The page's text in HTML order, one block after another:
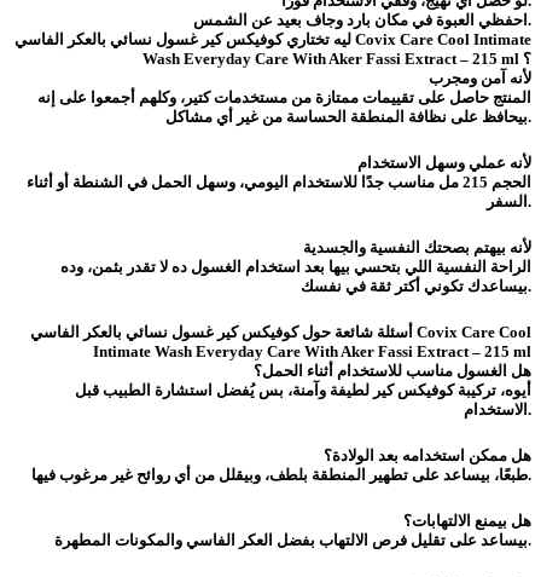
احفظي العبوة في مكان بارد وجاف بعيد عن الشمس.
ليه تختاري كوفيكس كير غسول نسائي بالعكر الفاسي Covix Care Cool Intimate
Wash Everyday Care With Aker Fassi Extract – 215 ml ؟
لأنه آمن ومجرب
المنتج حاصل على تقييمات ممتازة من مستخدمات كتير، وكلهم أجمعوا على إنه
بيحافظ على نظافة المنطقة الحساسة من غير أي مشاكل.
لأنه عملي وسهل الاستخدام
الحجم 215 مل مناسب جدًا للاستخدام اليومي، وسهل الحمل في الشنطة أو أثناء
السفر.
لأنه بيهتم بصحتك النفسية والجسدية
الراحة النفسية اللي بتحسي بيها بعد استخدام الغسول ده لا تقدر بثمن، وده
بيساعدك تكوني أكتر ثقة في نفسك.
أسئلة شائعة حول كوفيكس كير غسول نسائي بالعكر الفاسي Covix Care Cool
Intimate Wash Everyday Care With Aker Fassi Extract – 215 ml
هل الغسول مناسب للاستخدام أثناء الحمل؟
أيوه، تركيبة كوفيكس كير لطيفة وآمنة، بس يُفضل استشارة الطبيب قبل
الاستخدام.
هل ممكن استخدامه بعد الولادة؟
طبعًا، بيساعد على تطهير المنطقة بلطف، وبيقلل من أي روائح غير مرغوب فيها.
هل بيمنع الالتهابات؟
بيساعد على تقليل فرص الالتهاب بفضل العكر الفاسي والمكونات المطهرة.